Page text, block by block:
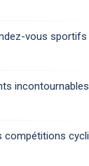
vous sportifs
compétitions